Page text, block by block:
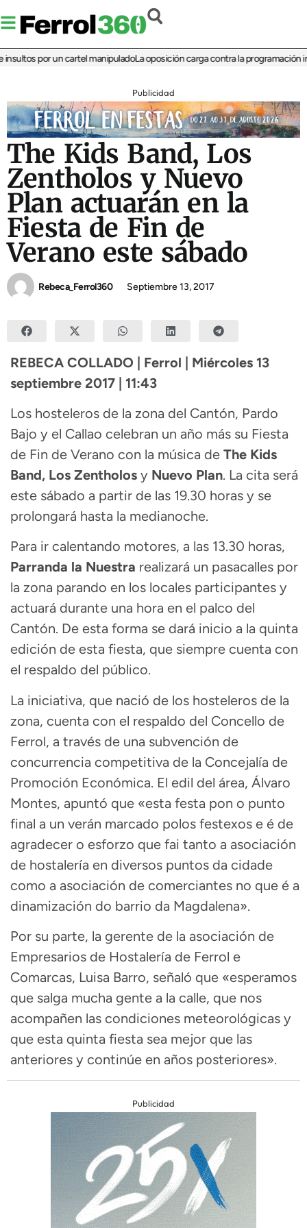
por un cartel manipuladoLa oposición carga contra la programación
Publicidad
The Kids Band, Los
Zentholos y Nuevo
Plan actuarán en la
Fiesta de Fin de
Verano este sábado
Rebeca_Ferrol360 Septiembre 13, 2017
REBECA COLLADO | Ferrol | Miércoles 13
septiembre 2017 | 11:43
Los hosteleros de la zona del Cantón, Pardo
Bajo y el Callao celebran un año más su Fiesta
de Fin de Verano con la música de The Kids
Band, Los Zentholos y Nuevo Plan. La cita será
este sábado a partir de las 19.30 horas y se
prolongará hasta la medianoche.
Para ir calentando motores, a las 13.30 horas,
Parranda la Nuestra realizará un pasacalles por
la zona parando en los locales participantes y
actuará durante una hora en el palco del
Cantón. De esta forma se dará inicio a la quinta
edición de esta fiesta, que siempre cuenta con
el respaldo del público.
La iniciativa, que nació de los hosteleros de la
zona, cuenta con el respaldo del Concello de
Ferrol, a través de una subvención de
concurrencia competitiva de la Concejalía de
Promoción Económica. El edil del área, Álvaro
Montes, apuntó que «esta festa pon o punto
final a un verán marcado polos festexos e é de
agradecer o esforzo que fai tanto a asociación
de hostalería en diversos puntos da cidade
como a asociación de comerciantes no que é a
dinamización do barrio da Magdalena».
Por su parte, la gerente de la asociación de
Empresarios de Hostalería de Ferrol e
Comarcas, Luisa Barro, señaló que «esperamos
que salga mucha gente a la calle, que nos
acompañen las condiciones meteorológicas y
que esta quinta fiesta sea mejor que las
anteriores y continúe en años posteriores».
Publicidad